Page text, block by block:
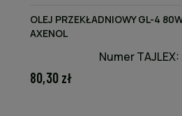
OLEJ PRZEKŁADNIOWY GL-4
AXENOL
Numer TAJLEX:
80,30 zł